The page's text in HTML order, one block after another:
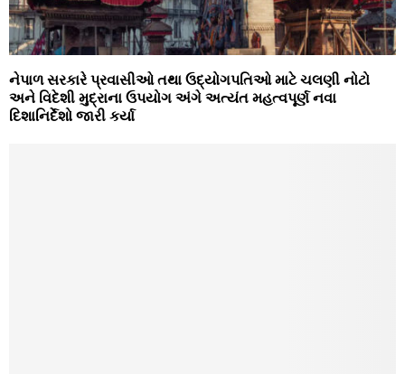
નેપાળ સરકારે પ્રવાસીઓ તથા ઉદ્યોગપતિઓ માટે ચલણી નોટો
અને વિદેશી મુદ્રાના ઉપયોગ અંગે અત્યંત મહત્વપૂર્ણ નવા
દિશાનિર્દેશો જારી કર્યા